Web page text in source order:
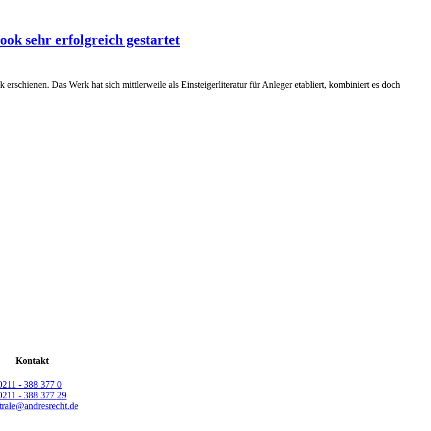
sehr erfolgreich gestartet
Das Werk hat sich mittlerweile als Einsteigerliteratur für Anleger etabliert, kombiniert es doch
Kontakt
- 388 377 0
- 388 377 29